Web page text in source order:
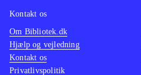
Kontakt os
Om Bibliotek.dk
Hjælp og vejledning
Kontakt os
Privatlivspolitik